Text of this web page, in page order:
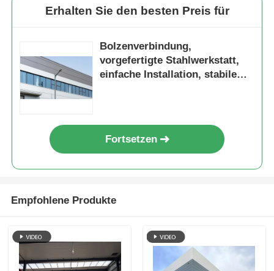
Erhalten Sie den besten Preis für
Bolzenverbindung,
vorgefertigte Stahlwerkstatt,
einfache Installation, stabile
Fortsetzen
Empfohlene Produkte